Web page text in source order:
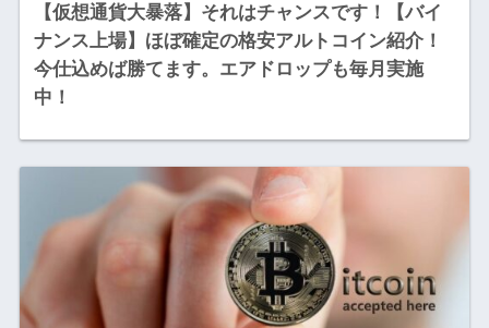
【仮想通貨大暴落】それはチャンスです！【バイ
ナンス上場】ほぼ確定の格安アルトコイン紹介！
今仕込めば勝てます。エアドロップも毎月実施
中！